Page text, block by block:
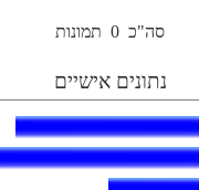
סה"כ 0 תמונות
נתונים אישיים